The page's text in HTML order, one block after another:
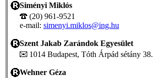
Siményi Miklós
(20) 961-9521
e-mail: simenyi.miklos@ing.hu
Szent Jakab Zarándok Egyesület
1014 Budapest, Tóth Árpád sétány 38.
Wehner Géza